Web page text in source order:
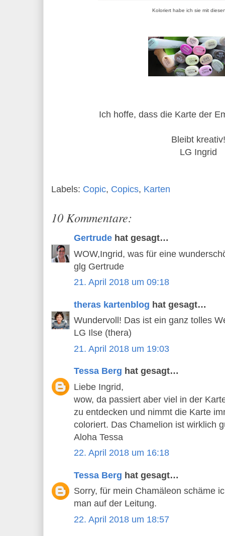
Koloriert habe ich sie mit
Ich hoffe, dass die Karte der
Bleibt kreativ!
LG Ingrid
Labels: Copic, Copics, Karten
10 Kommentare:
Gertrude hat gesagt…
WOW,Ingrid, was für eine
glg Gertrude
21. April 2018 um 09:18
theras kartenblog hat gesagt…
Wundervoll! Das ist ein ganz tolles
LG Ilse (thera)
21. April 2018 um 19:03
Tessa Berg hat gesagt…
Liebe Ingrid,
wow, da passiert aber viel in der
zu entdecken und nimmt die Karte
coloriert. Das Chamelion ist wirklich
Aloha Tessa
22. April 2018 um 16:18
Tessa Berg hat gesagt…
Sorry, für mein Chamäleon schäme
man auf der Leitung.
22. April 2018 um 18:57